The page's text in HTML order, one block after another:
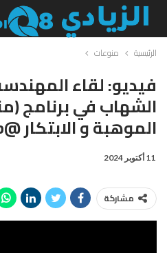
الرئيسية منوعات
فيديو: لقاء
الشهاب في برنامج
الموهبة و الابتكار @JenanAlShehab
11 أكتوبر 2024
مشاركة